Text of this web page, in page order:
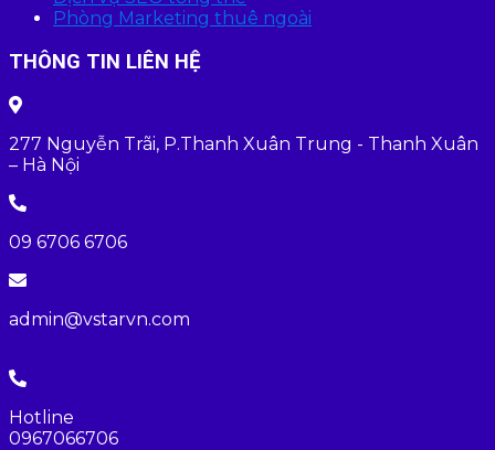
Phòng Marketing thuê ngoài
THÔNG TIN LIÊN HỆ
277 Nguyễn Trãi, P.Thanh Xuân Trung - Thanh Xuân
– Hà Nội
09 6706 6706
admin@vstarvn.com
Hotline
0967066706